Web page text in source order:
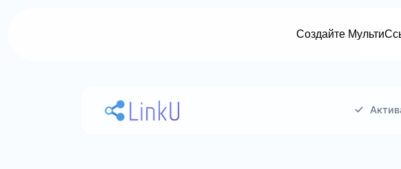
Создайте